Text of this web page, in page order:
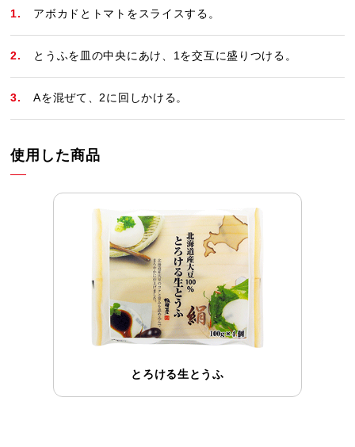
アボカドとトマトをスライスする。
とうふを皿の中央にあけ、1を交互に盛りつける。
Aを混ぜて、2に回しかける。
使用した商品
とろける生とうふ